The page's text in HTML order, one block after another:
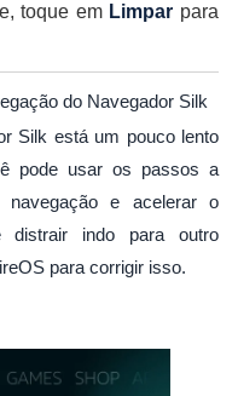
toque em Limpar para
do Navegador Silk
Silk está um pouco lento
pode usar os passos a
e acelerar o
distrair indo para outro
para corrigir isso.